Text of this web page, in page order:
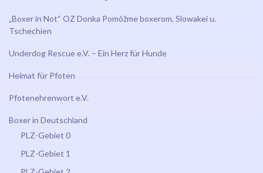
„Boxer in Not“ OZ Donka Pomôžme boxerom, Slowakei u.
Tschechien
Underdog Rescue e.V. – Ein Herz für Hunde
Heimat für Pfoten
Pfotenehrenwort e.V.
Boxer in Deutschland
PLZ-Gebiet 0
PLZ-Gebiet 1